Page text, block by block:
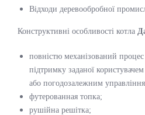
Відходи деревообробної
Конструктивні особливості котла
повністю механізований
підтримку заданої
або погодозалежним
футерованная топка;
рушійна решітка;